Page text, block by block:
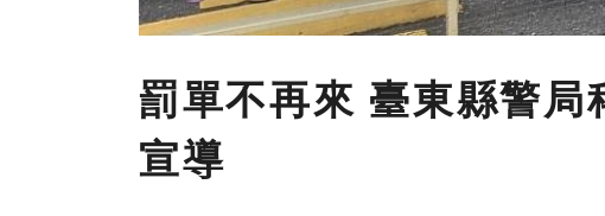
罰單不再來 臺東縣警
宣導